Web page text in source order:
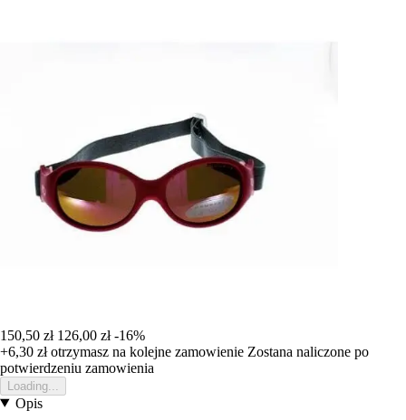
150,50 zł 126,00 zł -16%
+6,30 złotrzymasz na kolejne zamowienie Zostana naliczone po
potwierdzeniu zamowienia
Loading...
Opis